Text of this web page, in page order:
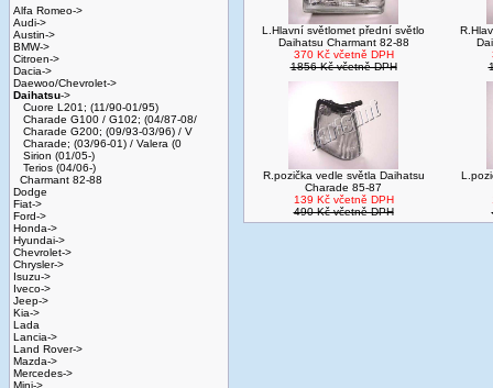
Alfa Romeo->
Audi->
Austin->
BMW->
Citroen->
Dacia->
Daewoo/Chevrolet->
Daihatsu->
Cuore L201; (11/90-01/95)
Charade G100 / G102; (04/87-08/
Charade G200; (09/93-03/96) / V
Charade; (03/96-01) / Valera (0
Sirion (01/05-)
Terios (04/06-)
Charmant 82-88
Dodge
Fiat->
Ford->
Honda->
Hyundai->
Chevrolet->
Chrysler->
Isuzu->
Iveco->
Jeep->
Kia->
Lada
Lancia->
Land Rover->
Mazda->
Mercedes->
Mini->
L.Hlavní světlomet přední světlo
Daihatsu Charmant 82-88
370 Kč včetně DPH
1856 Kč včetně DPH
R.pozička vedle světla Daihatsu
Charade 85-87
139 Kč včetně DPH
490 Kč včetně DPH